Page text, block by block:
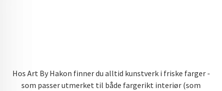
Hos Art By Hakon finner du alltid kunstverk i friske farger -
som passer utmerket til både fargerikt interiør (som